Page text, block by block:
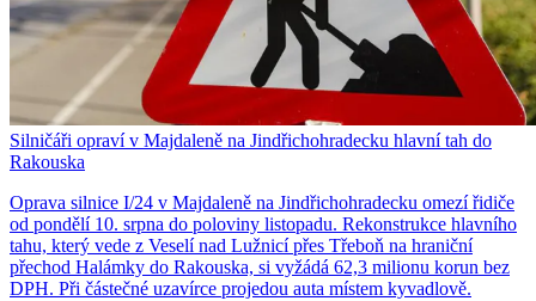
Silničáři opraví v Majdaleně na Jindřichohradecku hlavní tah do
Rakouska
Oprava silnice I/24 v Majdaleně na Jindřichohradecku omezí řidiče
od pondělí 10. srpna do poloviny listopadu. Rekonstrukce hlavního
tahu, který vede z Veselí nad Lužnicí přes Třeboň na hraniční
přechod Halámky do Rakouska, si vyžádá 62,3 milionu korun bez
DPH. Při částečné uzavírce projedou auta místem kyvadlově.